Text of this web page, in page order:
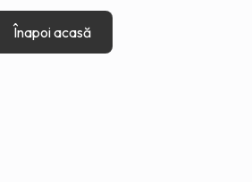
Înapoi acasă